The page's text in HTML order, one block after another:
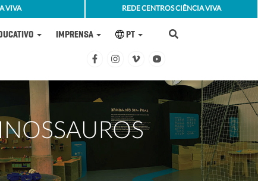
VIVA REDE CENTROS CIÊNCIA VIVA
IMPRENSA PT